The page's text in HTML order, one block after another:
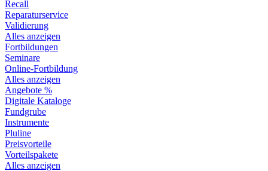
Recall
Reparaturservice
Validierung
Alles anzeigen
Fortbildungen
Seminare
Online-Fortbildung
Alles anzeigen
Angebote %
Digitale Kataloge
Fundgrube
Instrumente
Pluline
Preisvorteile
Vorteilspakete
Alles anzeigen